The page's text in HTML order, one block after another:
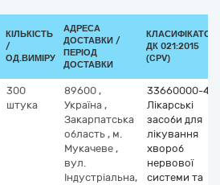
КІЛЬКІСТЬ
/
ОД.ВИМІРУ
АДРЕСА
ДОСТАВКИ /
ПЕРІОД
ДОСТАВКИ
КЛАСИФІКАТОР
ДК 021:2015
(CPV)
300
штука
89600 ,
Україна ,
Закарпатська
область , м.
Мукачеве ,
вул.
Індустріальна,
33660000-4
Лікарські
засоби для
лікування
хвороб
нервової
системи та